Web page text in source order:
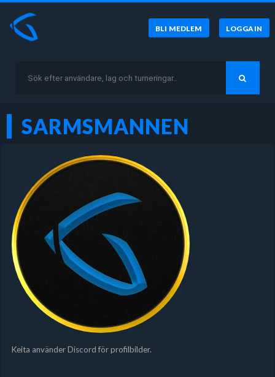
BLI MEDLEM LOGGA IN
SARMSMANNEN
Keita använder Discord för profilbilder.